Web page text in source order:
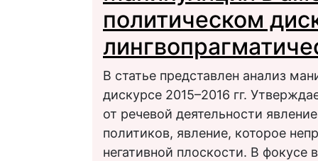
политическом
В статье представлен анализ
дискурсе 2015–2016 гг.
от речевой деятельности
политиков, явление, которое
негативной плоскости. В фокусе